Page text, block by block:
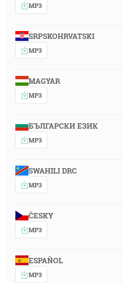
MP3
SRPSKOHRVATSKI
MP3
MAGYAR
MP3
БЪЛГАРСКИ ЕЗИК
MP3
SWAHILI DRC
MP3
ČESKY
MP3
ESPAÑOL
MP3